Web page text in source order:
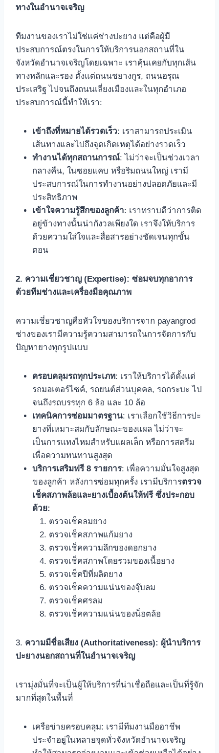
ทางในอำนาจเจริญ
ทีมงานของเราไม่ใช่แค่ช่างปะยาง แต่คือผู้มี
ประสบการณ์ตรงในการให้บริการนอกสถานที่ใน
จังหวัดอำนาจเจริญโดยเฉพาะ เราคุ้นเคยกับทุกเส้น
ทางหลักและรอง ตั้งแต่ถนนชยางกูร, ถนนอรุณ
ประเสริฐ ไปจนถึงถนนเลี่ยงเมืองและในทุกอำเภอ
ประสบการณ์นี้ทำให้เรา:
เข้าถึงที่หมายได้รวดเร็ว: เราสามารถประเมิน
เส้นทางและไปถึงจุดเกิดเหตุได้อย่างรวดเร็ว
ทำงานได้ทุกสถานการณ์: ไม่ว่าจะเป็นช่วงเวลา
กลางคืน, ในซอยแคบ หรือริมถนนใหญ่ เรามี
ประสบการณ์ในการทำงานอย่างปลอดภัยและมี
ประสิทธิภาพ
เข้าใจความรู้สึกของลูกค้า: เราทราบดีว่าการติด
อยู่ข้างทางนั้นน่ากังวลเพียงใด เราจึงให้บริการ
ด้วยความใส่ใจและสื่อสารอย่างชัดเจนทุกขั้น
ตอน
2. ความเชี่ยวชาญ (Expertise): ซ่อมจบทุกอาการ
ด้วยทีมช่างและเครื่องมือคุณภาพ
ความเชี่ยวชาญคือหัวใจของบริการจาก payangrod
ช่างของเรามีความรู้ความสามารถในการจัดการกับ
ปัญหายางทุกรูปแบบ
ครอบคลุมรถทุกประเภท: เราให้บริการได้ตั้งแต่
รถมอเตอร์ไซค์, รถยนต์ส่วนบุคคล, รถกระบะ ไป
จนถึงรถบรรทุก 6 ล้อ และ 10 ล้อ
เทคนิคการซ่อมมาตรฐาน: เราเลือกใช้วิธีการปะ
ยางที่เหมาะสมกับลักษณะของแผล ไม่ว่าจะ
เป็นการแทงไหมสำหรับแผลเล็ก หรือการสตรีม
เพื่อความทนทานสูงสุด
บริการเสริมฟรี 8 รายการ: เพื่อความมั่นใจสูงสุด
ของลูกค้า หลังการซ่อมทุกครั้ง เรามีบริการตรวจ
เช็คสภาพล้อและยางเบื้องต้นให้ฟรี ซึ่งประกอบ
ด้วย:
ตรวจเช็คลมยาง
ตรวจเช็คสภาพแก้มยาง
ตรวจเช็คความลึกของดอกยาง
ตรวจเช็คสภาพโดยรวมของเนื้อยาง
ตรวจเช็คปีที่ผลิตยาง
ตรวจเช็คความแน่นของจุ๊บลม
ตรวจเช็คศรลม
ตรวจเช็คความแน่นของน็อตล้อ
3. ความมีชื่อเสียง (Authoritativeness): ผู้นำบริการ
ปะยางนอกสถานที่ในอำนาจเจริญ
เรามุ่งมั่นที่จะเป็นผู้ให้บริการที่น่าเชื่อถือและเป็นที่รู้จัก
มากที่สุดในพื้นที่
เครือข่ายครอบคลุม: เรามีทีมงานมืออาชีพ
ประจำอยู่ในหลายจุดทั่วจังหวัดอำนาจเจริญ